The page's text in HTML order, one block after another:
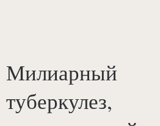
Милиарный
туберкулез,